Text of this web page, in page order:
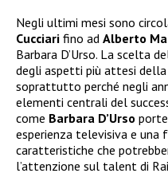
Negli ultimi mesi sono
Cucciari fino ad Alberto
Barbara D’Urso. La scelta
degli aspetti più attesi
soprattutto perché negli
elementi centrali del
come Barbara D’Urso
esperienza televisiva e una
caratteristiche che
l’attenzione sul talent di